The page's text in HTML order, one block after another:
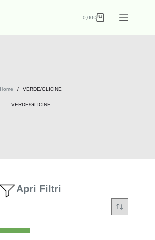
0,00€
Home / VERDE/GLICINE
VERDE/GLICINE
Apri Filtri